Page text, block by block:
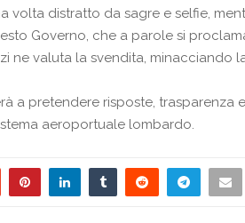
volta distratto da sagre e selfie,
Governo, che a parole si
ne valuta la svendita, minacciando
a pretendere risposte, trasparenza
aeroportuale lombardo.